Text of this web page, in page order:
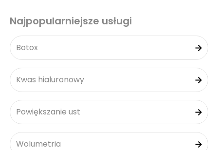
Najpopularniejsze usługi
Botox
Kwas hialuronowy
Powiększanie ust
Wolumetria